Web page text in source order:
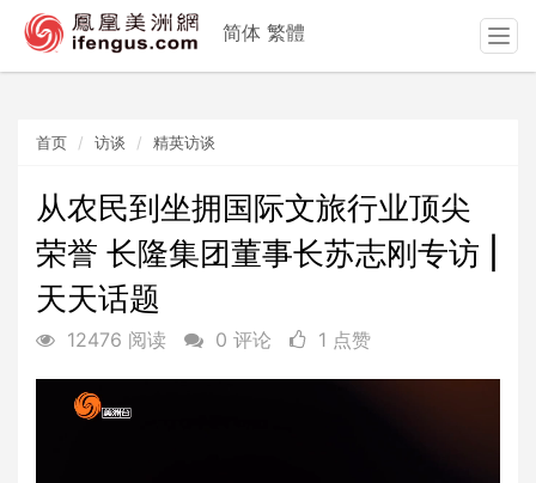
首页 访谈 精英访谈
从农民到坐拥国际文旅行业顶尖
荣誉 长隆集团董事长苏志刚专访 |
天天话题
12476 阅读 0 评论 1 点赞
简体 繁體
T
o
i